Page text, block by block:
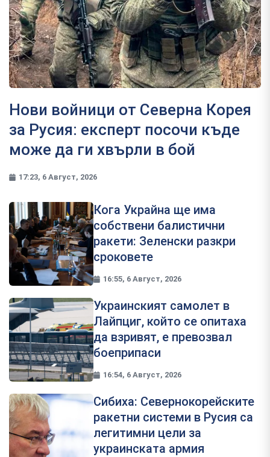
Нови войници от Северна Корея
за Русия: експерт посочи къде
може да ги хвърли в бой
17:23, 6 Август, 2026
Кога Украйна ще има
собствени балистични
ракети: Зеленски разкри
сроковете
16:55, 6 Август, 2026
Украинският самолет в
Лайпциг, който се опитаха
да взривят, е превозвал
боеприпаси
16:54, 6 Август, 2026
Сибиха: Севернокорейските
ракетни системи в Русия са
легитимни цели за
украинската армия